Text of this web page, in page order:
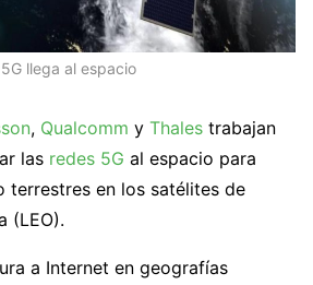
5G llega al espacio
, Qualcomm y Thales trabajan
las redes 5G al espacio para
terrestres en los satélites de
(LEO).
a Internet en geografías